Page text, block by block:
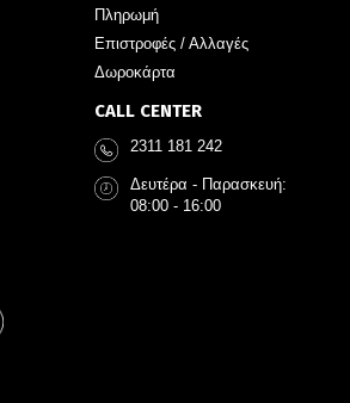
Πληρωμή
Επιστροφές / Αλλαγές
Δωροκάρτα
CALL CENTER
2311 181 242
Δευτέρα - Παρασκευή:
08:00 - 16:00